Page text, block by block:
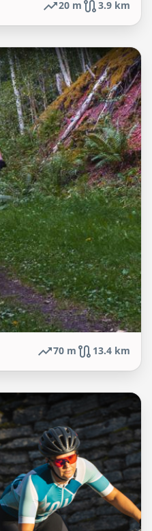
20 m 3.9 km
70 m 13.4 km